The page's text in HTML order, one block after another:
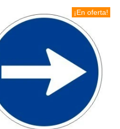
¡En oferta!